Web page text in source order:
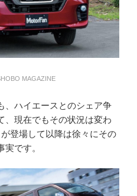
MAGAZINE
、ハイエースとのシェア争
、現在でもその状況は変わ
登場して以降は徐々にその
です。